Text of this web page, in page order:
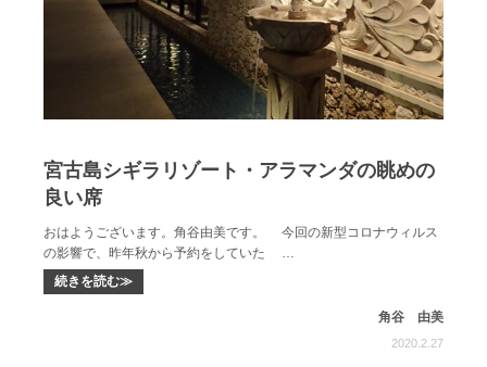
宮古島シギラリゾート・アラマンダの眺めの
良い席
おはようございます。角谷由美です。 今回の新型コロナウィルス
の影響で、昨年秋から予約をしていた …
続きを読む≫
角谷 由美
2020.2.27